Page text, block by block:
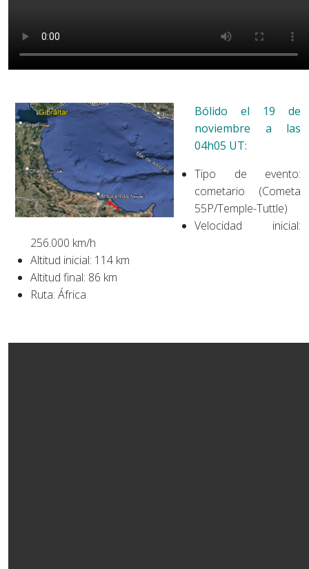
Bólido el 19 de
noviembre a las
04h05 UT:
Tipo de evento:
cometario (Cometa
55P/Temple-Tuttle)
Velocidad inicial:
256.000 km/h
Altitud inicial: 114 km
Altitud final: 86 km
Ruta: África